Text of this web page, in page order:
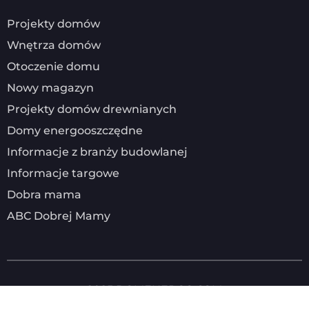
Projekty domów
Wnętrza domów
Otoczenie domu
Nowy magazyn
Projekty domów drewnianych
Domy energooszczędne
Informacje z branży budowlanej
Informacje targowe
Dobra mama
ABC Dobrej Mamy
2025DOMENERGO.COM